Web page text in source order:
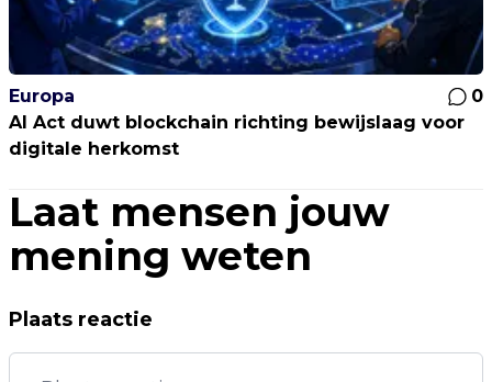
Europa
0
AI Act duwt blockchain richting bewijslaag voor
digitale herkomst
Laat mensen jouw
mening weten
Plaats reactie